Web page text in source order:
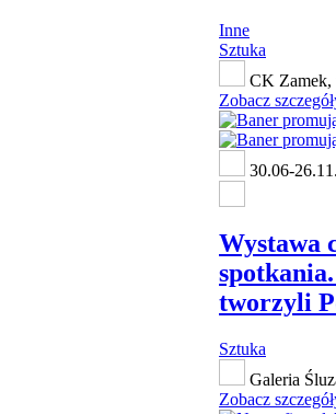
Inne
Sztuka
CK Zamek,
Zobacz
30.06-
Wystawa
tworzyli
Sztuka
Galeria
Zobacz